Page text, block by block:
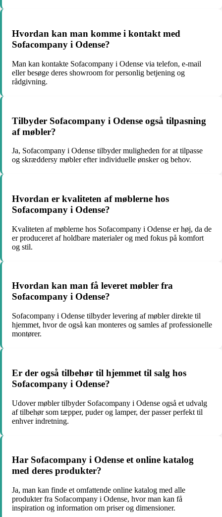
Hvordan kan man komme i kontakt med
Sofacompany i Odense?
Man kan kontakte Sofacompany i Odense via telefon, e-mail
eller besøge deres showroom for personlig betjening og
rådgivning.
Tilbyder Sofacompany i Odense også tilpasning
af møbler?
Ja, Sofacompany i Odense tilbyder muligheden for at tilpasse
og skræddersy møbler efter individuelle ønsker og behov.
Hvordan er kvaliteten af møblerne hos
Sofacompany i Odense?
Kvaliteten af møblerne hos Sofacompany i Odense er høj, da de
er produceret af holdbare materialer og med fokus på komfort
og stil.
Hvordan kan man få leveret møbler fra
Sofacompany i Odense?
Sofacompany i Odense tilbyder levering af møbler direkte til
hjemmet, hvor de også kan monteres og samles af professionelle
montører.
Er der også tilbehør til hjemmet til salg hos
Sofacompany i Odense?
Udover møbler tilbyder Sofacompany i Odense også et udvalg
af tilbehør som tæpper, puder og lamper, der passer perfekt til
enhver indretning.
Har Sofacompany i Odense et online katalog
med deres produkter?
Ja, man kan finde et omfattende online katalog med alle
produkter fra Sofacompany i Odense, hvor man kan få
inspiration og information om priser og dimensioner.